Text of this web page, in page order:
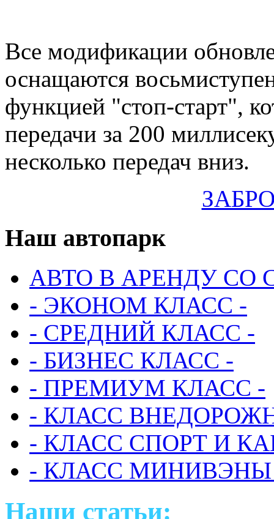
Все модификации
оснащаются
функцией "стоп-старт",
передачи за 200
несколько передач вниз.
Наш автопарк
АВТО В АРЕНДУ СО
- ЭКОНОМ КЛАСС -
- СРЕДНИЙ КЛАСС -
- БИЗНЕС КЛАСС -
- ПРЕМИУМ КЛАСС -
- КЛАСС
- КЛАСС СПОРТ И
- КЛАСС МИНИВЭНЫ
Наши статьи: